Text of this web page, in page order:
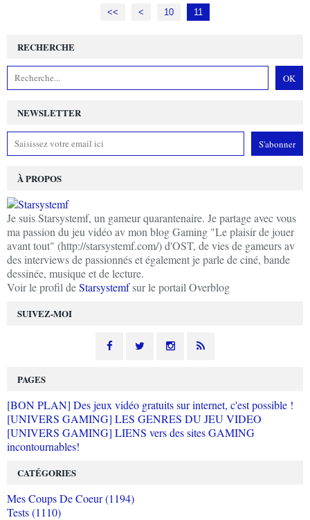
<< < 10 11
NEWSLETTER
SUIVEZ-MOI
RECHERCHE
À PROPOS
Je suis Starsystemf, un gameur quarantenaire. Je partage avec vous
ma passion du jeu vidéo av mon blog Gaming "Le plaisir de jouer
avant tout" (http://starsystemf.com/) d'OST, de vies de gameurs av
des interviews de passionnés et également je parle de ciné, bande
dessinée, musique et de lecture.
Voir le profil deStarsystemfsur le portail Overblog
PAGES
[BON PLAN] Des jeux vidéo gratuits sur internet, c'est possible !
[UNIVERS GAMING] LES GENRES DU JEU VIDEO
[UNIVERS GAMING] LIENS vers des sites GAMING
incontournables!
CATÉGORIES
Mes Coups De Coeur (1194)
Tests (1110)